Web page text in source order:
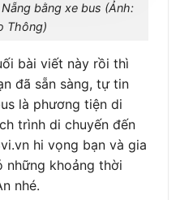
bằng xe bus (Ảnh:
Thông)
bài viết này rồi thì
đã sẵn sàng, tự tin
là phương tiện di
trình di chuyến đến
hi vọng bạn và gia
những khoảng thời
nhé.